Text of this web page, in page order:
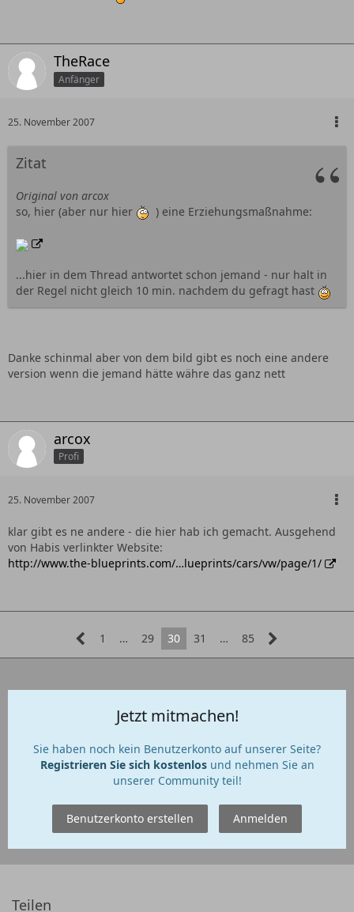
TheRace
Anfänger
25. November 2007
Zitat
Original von arcox
so, hier (aber nur hier
) eine Erziehungsmaßnahme:
...hier in dem Thread antwortet schon jemand - nur halt in
der Regel nicht gleich 10 min. nachdem du gefragt hast
Danke schinmal aber von dem bild gibt es noch eine andere
version wenn die jemand hätte währe das ganz nett
arcox
Profi
25. November 2007
klar gibt es ne andere - die hier hab ich gemacht. Ausgehend
von Habis verlinkter Website:
http://www.the-blueprints.com/…lueprints/cars/vw/page/1/
1 … 29 30 31 … 85
Jetzt mitmachen!
Sie haben noch kein Benutzerkonto auf unserer Seite?
Registrieren Sie sich kostenlosund nehmen Sie an
unserer Community teil!
Benutzerkonto erstellen Anmelden
Teilen